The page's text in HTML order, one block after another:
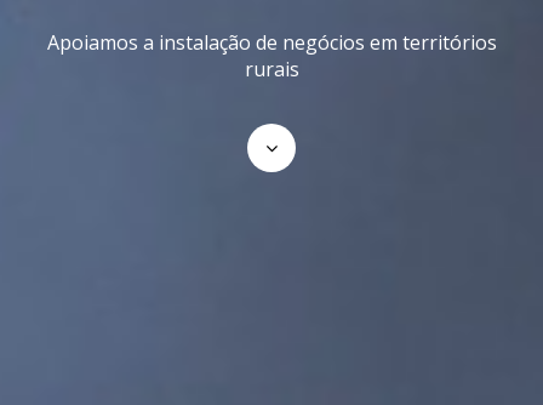
Apoiamos a instalação de negócios em territórios
rurais